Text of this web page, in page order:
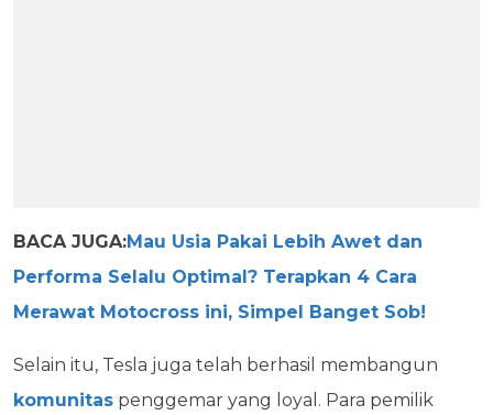
BACA JUGA:Mau Usia Pakai Lebih Awet dan
Performa Selalu Optimal? Terapkan 4 Cara
Merawat Motocross ini, Simpel Banget Sob!
Selain itu, Tesla juga telah berhasil membangun
komunitas penggemar yang loyal. Para pemilik